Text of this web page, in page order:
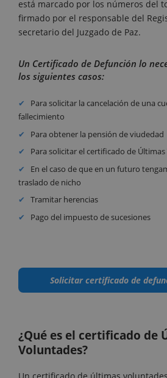
está marcado por los números del
firmado por el responsable del
secretario del Juzgado de Paz.
Un Certificado de Defunción lo
los siguientes casos:
Para solicitar la cancelación de una
fallecimiento
Para obtener la pensión de viudedad
Para solicitar el certificado de
En el caso de que en un futuro
traslado de nicho
Tramitar herencias
Pago del impuesto de sucesiones
Solicitar certificado de
¿Qué es el certificado de
Voluntades?
Un certificado de últimas